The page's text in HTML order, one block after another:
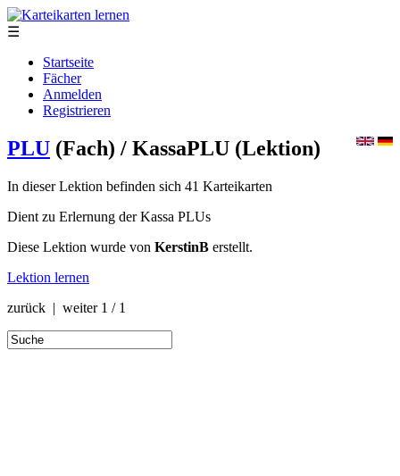
☰
Startseite
Fächer
Anmelden
Registrieren
PLU (Fach) / KassaPLU (Lektion)
In dieser Lektion befinden sich 41 Karteikarten
Dient zu Erlernung der Kassa PLUs
Diese Lektion wurde von KerstinB erstellt.
Lektion lernen
zurück | weiter 1 / 1